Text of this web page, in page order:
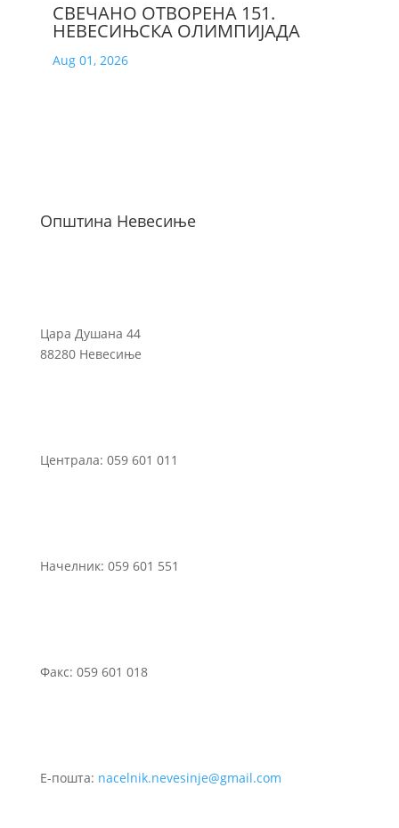
СВЕЧАНО ОТВОРЕНА 151.
НЕВЕСИЊСКА ОЛИМПИЈАДА
Aug 01, 2026
Општина Невесиње
Цара Душана 44
88280 Невесиње
Централа: 059 601 011
Начелник: 059 601 551
Факс: 059 601 018
Е-пошта: nacelnik.nevesinje@gmail.com